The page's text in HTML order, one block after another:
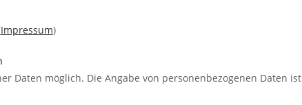
Impressum)
Daten möglich. Die Angabe von personenbezogenen Daten ist